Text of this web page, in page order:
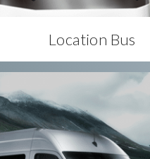
Location Bus